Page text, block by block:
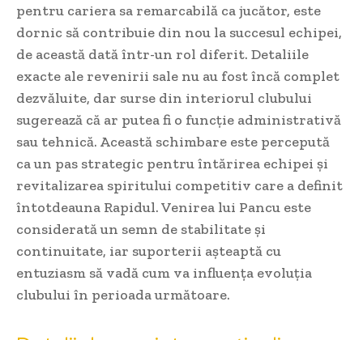
pentru cariera sa remarcabilă ca jucător, este
dornic să contribuie din nou la succesul echipei,
de această dată într-un rol diferit. Detaliile
exacte ale revenirii sale nu au fost încă complet
dezvăluite, dar surse din interiorul clubului
sugerează că ar putea fi o funcție administrativă
sau tehnică. Această schimbare este percepută
ca un pas strategic pentru întărirea echipei și
revitalizarea spiritului competitiv care a definit
întotdeauna Rapidul. Venirea lui Pancu este
considerată un semn de stabilitate și
continuitate, iar suporterii așteaptă cu
entuziasm să vadă cum va influența evoluția
clubului în perioada următoare.